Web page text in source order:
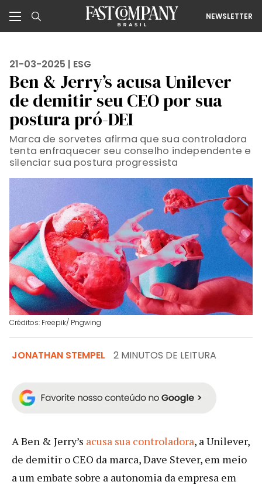
NEWSLETTER
21-03-2025 | ESG
Ben & Jerry’s acusa Unilever
de demitir seu CEO por sua
postura pró-DEI
Marca de sorvetes afirma que sua controladora
tenta enfraquecer seu conselho independente e
silenciar sua postura progressista
Créditos: Freepik/ Pngwing
JONATHAN STEMPEL 2 MINUTOS DE LEITURA
A Ben & Jerry’s acusa sua controladora, a Unilever,
de demitir o CEO da marca, Dave Stever, em meio
a um embate sobre a autonomia da empresa em